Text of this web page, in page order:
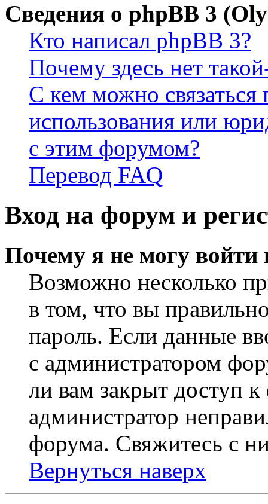
Сведения о phpBB 3
Кто написал phpBB 3?
Почему здесь нет
С кем можно связаться
использования или
с этим форумом?
Перевод FAQ
Вход на форум и
Почему я не могу войти
Возможно несколько
в том, что вы
пароль. Если данные
с администратором
ли вам закрыт доступ
администратор
форума. Свяжитесь с
Вернуться наверх